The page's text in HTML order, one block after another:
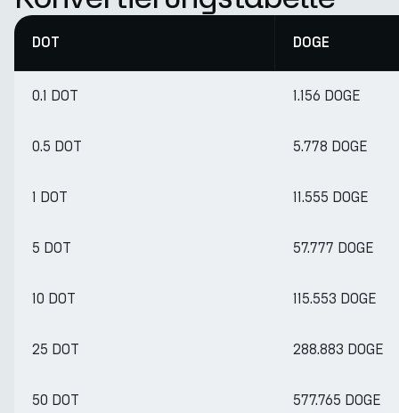
DOT DOGE
0.1 DOT 1.156 DOGE
0.5 DOT 5.778 DOGE
1 DOT 11.555 DOGE
5 DOT 57.777 DOGE
10 DOT 115.553 DOGE
25 DOT 288.883 DOGE
50 DOT 577.765 DOGE